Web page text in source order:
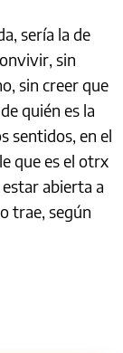
sería la de
sin
sin creer que
quién es la
sentidos, en el
que es el otrx
abierta a
trae, según